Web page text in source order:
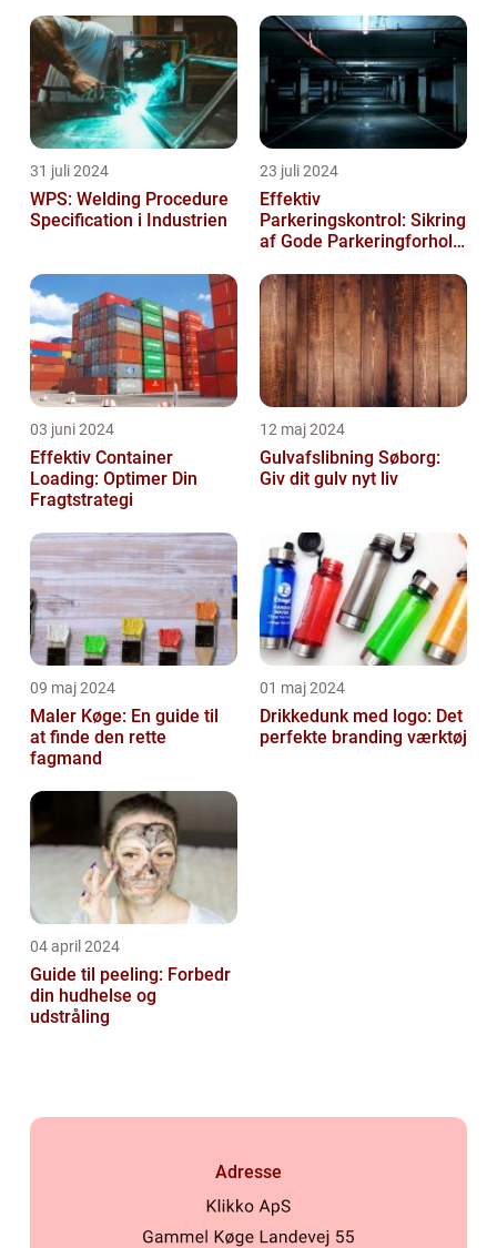
31 juli 2024
WPS: Welding Procedure
Specification i Industrien
23 juli 2024
Effektiv
Parkeringskontrol: Sikring
af Gode Parkeringforhold
03 juni 2024
Effektiv Container
Loading: Optimer Din
Fragtstrategi
12 maj 2024
Gulvafslibning Søborg:
Giv dit gulv nyt liv
09 maj 2024
Maler Køge: En guide til
at finde den rette
fagmand
01 maj 2024
Drikkedunk med logo: Det
perfekte branding værktøj
04 april 2024
Guide til peeling: Forbedr
din hudhelse og
udstråling
Adresse